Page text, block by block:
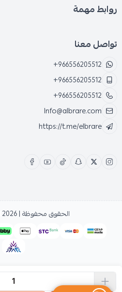
روابط مهمة
تواصل معنا
+966556205512
+966556205512
+966556205512
Info@albrare.com
https://t.me/elbrare
الحقوق محفوظة | 2026